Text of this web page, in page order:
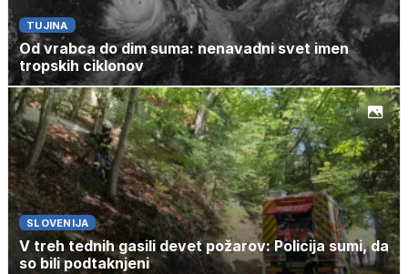
TUJINA
Od vrabca do dim suma: nenavadni svet imen
tropskih ciklonov
SLOVENIJA
V treh tednih gasili devet požarov: Policija sumi, da
so bili podtaknjeni